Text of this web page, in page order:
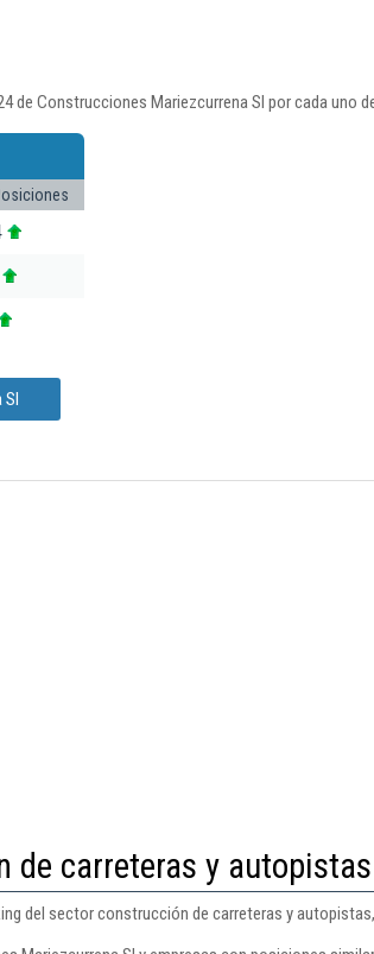
Construcciones Mariezcurrena Sl por cada uno
Sl
de carreteras y autopistas
del sector construcción de carreteras y